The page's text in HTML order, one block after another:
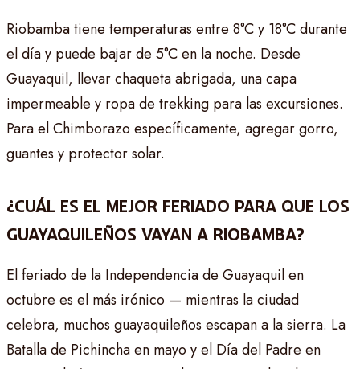
Riobamba tiene temperaturas entre 8°C y 18°C durante
el día y puede bajar de 5°C en la noche. Desde
Guayaquil, llevar chaqueta abrigada, una capa
impermeable y ropa de trekking para las excursiones.
Para el Chimborazo específicamente, agregar gorro,
guantes y protector solar.
¿CUÁL ES EL MEJOR FERIADO PARA QUE LOS
GUAYAQUILEÑOS VAYAN A RIOBAMBA?
El feriado de la Independencia de Guayaquil en
octubre es el más irónico — mientras la ciudad
celebra, muchos guayaquileños escapan a la sierra. La
Batalla de Pichincha en mayo y el Día del Padre en